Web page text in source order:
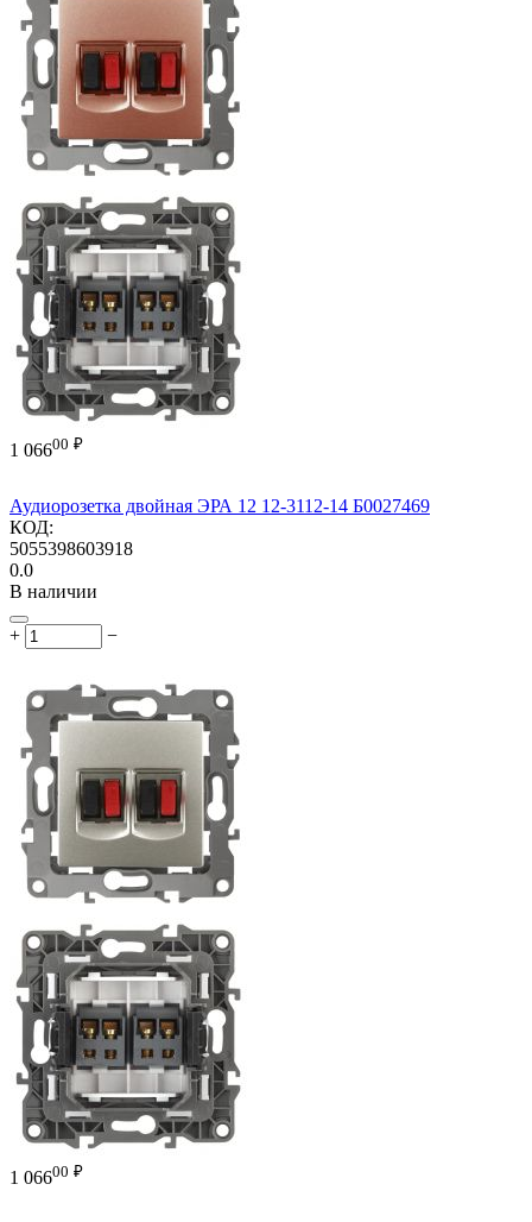
1 06600 ₽
Аудиорозетка двойная ЭРА 12 12-3112-14 Б0027469
КОД:
5055398603918
0.0
В наличии
+ −
1 06600 ₽